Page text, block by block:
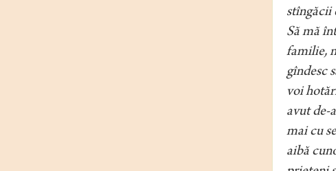
stîngăcii
Să mă
familie,
gîndesc
voi
avut de-
mai cu
aibă